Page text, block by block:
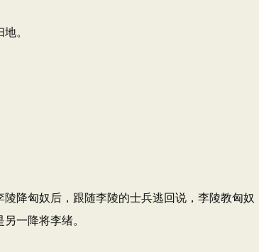
。
降匈奴后，跟随李陵的士兵逃回说，李陵教匈奴
一降将李绪。